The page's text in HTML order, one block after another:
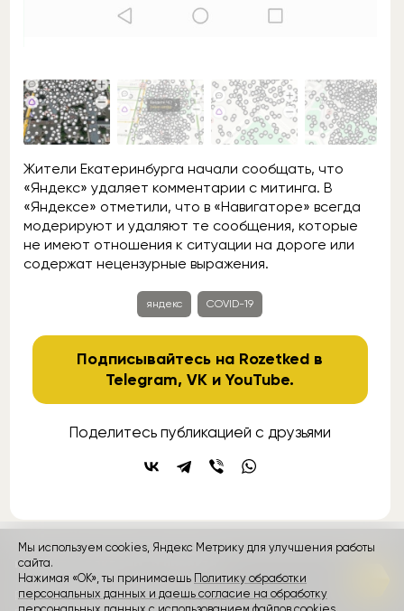
Жители Екатеринбурга начали сообщать, что
«Яндекс» удаляет комментарии с митинга. В
«Яндексе» отметили, что в «Навигаторе» всегда
модерируют и удаляют те сообщения, которые
не имеют отношения к ситуации на дороге или
содержат нецензурные выражения.
яндекс COVID-19
Подписывайтесь на Rozetked в
Telegram,VK иYouTube.
Поделитесь публикацией с друзьями
контакты
Rozetked © 2026
Мы используем cookies, Яндекс Метрику для улучшения работы
сайта.
Нажимая «ОК», ты принимаешь Политику обработки
персональных данных и даешь согласие на обработку